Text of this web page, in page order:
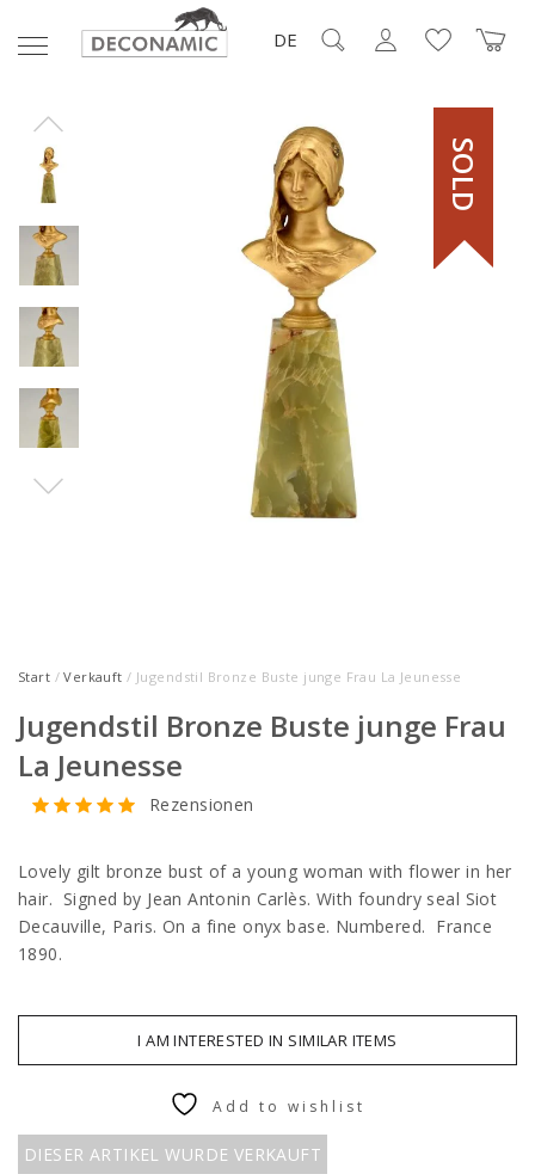
DE
SOLD
Start /Verkauft / Jugendstil Bronze Buste junge Frau La Jeunesse
Jugendstil Bronze Buste junge Frau
La Jeunesse
Rezensionen
Lovely gilt bronze bust of a young woman with flower in her
hair. Signed by Jean Antonin Carlès. With foundry seal Siot
Decauville, Paris. On a fine onyx base. Numbered. France
1890.
I AM INTERESTED IN SIMILAR ITEMS
DIESER ARTIKEL WURDE VERKAUFT
Add to wishlist